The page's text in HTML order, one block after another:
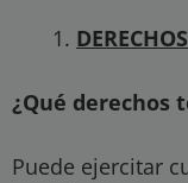
¿Qué derechos
Puede ejercitar